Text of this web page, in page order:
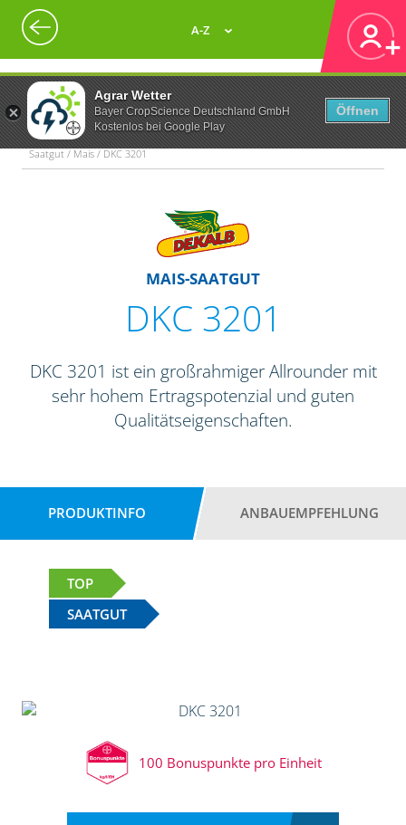
Agrar Wetter
Bayer CropScience Deutschland GmbH
Kostenlos bei Google Play
Öffnen
A-Z
Saatgut / Mais / DKC 3201
MAIS-SAATGUT
DKC 3201
DKC 3201 ist ein großrahmiger Allrounder mit
sehr hohem Ertragspotenzial und guten
Qualitätseigenschaften.
PRODUKTINFO ANBAUEMPFEHLUNG
TOP
SAATGUT
100 Bonuspunkte pro Einheit